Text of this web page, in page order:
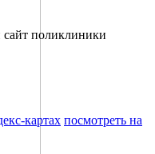
поликлиники
картах посмотреть на